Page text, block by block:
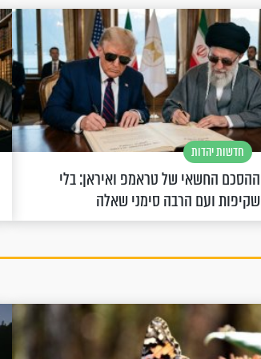
חדשות יהדות
ההסכם החשאי של טראמפ ואיראן: בלי
שקיפות ועם הרבה סימני שאלה